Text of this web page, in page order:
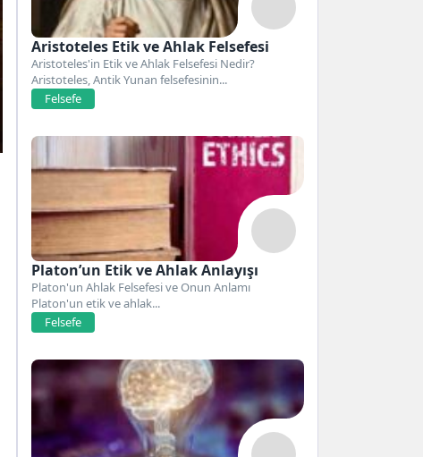
Aristoteles Etik ve Ahlak Felsefesi
Aristoteles'in Etik ve Ahlak Felsefesi Nedir?
Aristoteles, Antik Yunan felsefesinin...
Felsefe
Platon’un Etik ve Ahlak Anlayışı
Platon'un Ahlak Felsefesi ve Onun Anlamı
Platon'un etik ve ahlak...
Felsefe